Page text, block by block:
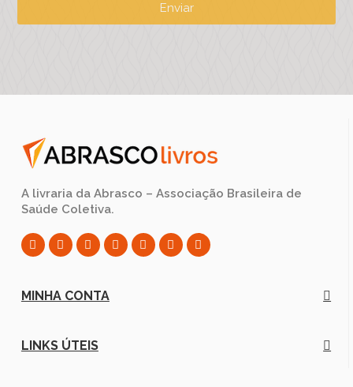
Enviar
A livraria da Abrasco – Associação Brasileira de
Saúde Coletiva.
MINHA CONTA
LINKS ÚTEIS